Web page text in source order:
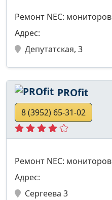
Ремонт NEC: мониторов
Адрес:
Депутатская, 3
PROfit
8 (3952) 65-31-02
Ремонт NEC: мониторов
Адрес:
Сергеева 3